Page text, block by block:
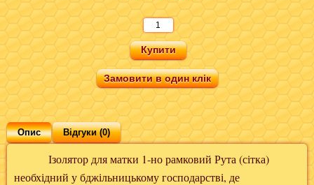
Замовити в один клік
Опис Відгуки (0)
Ізолятор для матки 1-но рамковий Рута (сітка)
необхідний у бджільницькому господарстві, де